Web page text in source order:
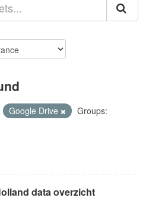
Google Drive
Groups:
data overzicht